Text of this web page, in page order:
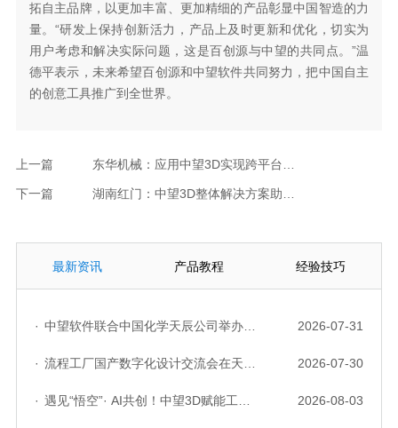
拓自主品牌，以更加丰富、更加精细的产品彰显中国智造的力
量。“研发上保持创新活力，产品上及时更新和优化，切实为
用户考虑和解决实际问题，这是百创源与中望的共同点。”温
德平表示，未来希望百创源和中望软件共同努力，把中国自主
的创意工具推广到全世界。
上一篇
下一篇
最新资讯 产品教程 经验技巧
· 中望软件联合中国化学天辰公司举办“走进标杆企业”研讨会，共探流程工业数字化创新实践 2026-07-31
· 流程工厂国产数字化设计交流会在天津召开，中望自主CAD底座助力行业数字化转型实践获广泛关注 2026-07-30
· 遇见“悟空”· AI共创！中望3D赋能工业设计国产化与AI创新升级 2026-08-03